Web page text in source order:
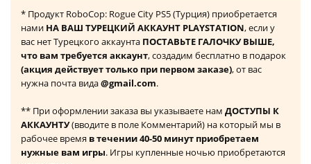
* Продукт RoboCop: Rogue City PS5 (Турция) приобретается
нами НА ВАШ ТУРЕЦКИЙ АККАУНТ PLAYSTATION, если у
вас нет Турецкого аккаунта ПОСТАВЬТЕ ГАЛОЧКУ ВЫШЕ,
что вам требуется аккаунт, создадим бесплатно в подарок
(акция действует только при первом заказе), от вас
нужна почта вида@gmail.com.
** При оформлении заказа вы указываете нам ДОСТУПЫ К
АККАУНТУ(вводите в поле Комментарий) на который мы в
рабочее время в течении 40-50 минут приобретаем
нужные вам игры. Игры купленные ночью приобретаются